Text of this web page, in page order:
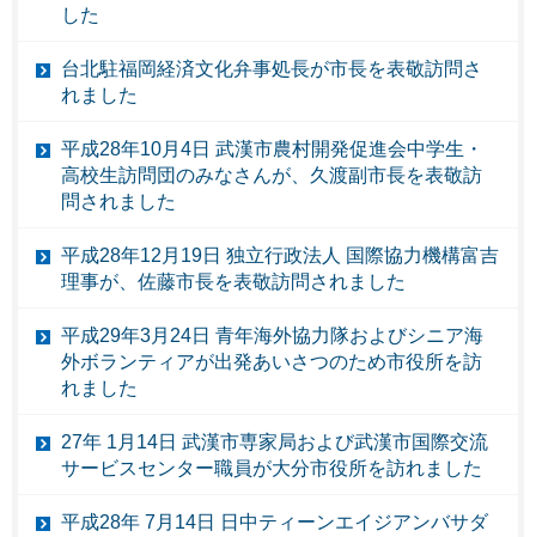
した
台北駐福岡経済文化弁事処長が市長を表敬訪問さ
れました
平成28年10月4日 武漢市農村開発促進会中学生・
高校生訪問団のみなさんが、久渡副市長を表敬訪
問されました
平成28年12月19日 独立行政法人 国際協力機構富吉
理事が、佐藤市長を表敬訪問されました
平成29年3月24日 青年海外協力隊およびシニア海
外ボランティアが出発あいさつのため市役所を訪
れました
27年 1月14日 武漢市専家局および武漢市国際交流
サービスセンター職員が大分市役所を訪れました
平成28年 7月14日 日中ティーンエイジアンバサダ